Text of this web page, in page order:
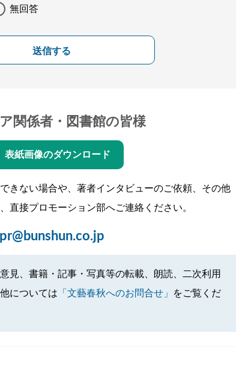
無回答
送信する
関係者・図書館の皆様
表紙画像のダウンロード
きない場合や、著者インタビューのご依頼、その他
直接プロモーション部へご連絡ください。
pr@bunshun.co.jp
見、書籍・記事・写真等の転載、朗読、二次利用
については 「文藝春秋へのお問合せ」
をご覧くだ